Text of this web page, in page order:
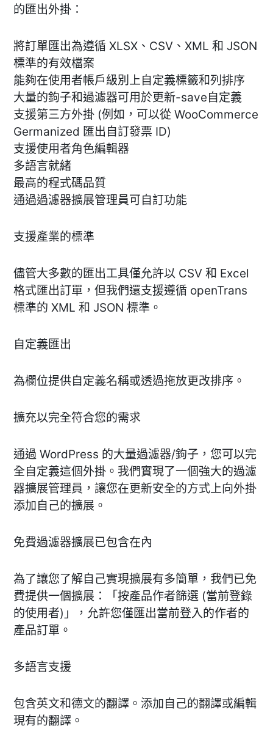
的匯出外掛：
將訂單匯出為遵循 XLSX、CSV、XML 和 JSON
標準的有效檔案
能夠在使用者帳戶級別上自定義標籤和列排序
大量的鉤子和過濾器可用於更新-save自定義
支援第三方外掛 (例如，可以從 WooCommerce
Germanized 匯出自訂發票 ID)
支援使用者角色編輯器
多語言就緒
最高的程式碼品質
通過過濾器擴展管理員可自訂功能
支援產業的標準
儘管大多數的匯出工具僅允許以 CSV 和 Excel
格式匯出訂單，但我們還支援遵循 openTrans
標準的 XML 和 JSON 標準。
自定義匯出
為欄位提供自定義名稱或透過拖放更改排序。
擴充以完全符合您的需求
通過 WordPress 的大量過濾器/鉤子，您可以完
全自定義這個外掛。我們實現了一個強大的過濾
器擴展管理員，讓您在更新安全的方式上向外掛
添加自己的擴展。
免費過濾器擴展已包含在內
為了讓您了解自己實現擴展有多簡單，我們已免
費提供一個擴展：「按產品作者篩選 (當前登錄
的使用者)」，允許您僅匯出當前登入的作者的
產品訂單。
多語言支援
包含英文和德文的翻譯。添加自己的翻譯或編輯
現有的翻譯。